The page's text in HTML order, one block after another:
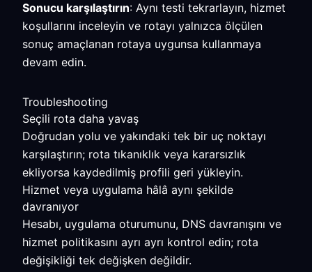
Sonucu karşılaştırın: Aynı testi tekrarlayın, hizmet
koşullarını inceleyin ve rotayı yalnızca ölçülen
sonuç amaçlanan rotaya uygunsa kullanmaya
devam edin.
Troubleshooting
Seçili rota daha yavaş
Doğrudan yolu ve yakındaki tek bir uç noktayı
karşılaştırın; rota tıkanıklık veya kararsızlık
ekliyorsa kaydedilmiş profili geri yükleyin.
Hizmet veya uygulama hâlâ aynı şekilde
davranıyor
Hesabı, uygulama oturumunu, DNS davranışını ve
hizmet politikasını ayrı ayrı kontrol edin; rota
değişikliği tek değişken değildir.